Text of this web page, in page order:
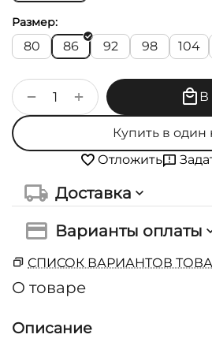
Размер:
80 86 92 98 104
+
− В
Купить в один
Отложить
Доставка
Варианты оплаты
СПИСОК ВАРИАНТОВ
О товаре
Описание